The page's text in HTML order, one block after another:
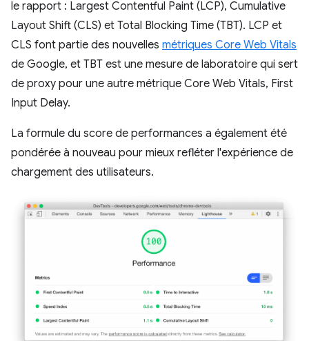
le rapport : Largest Contentful Paint (LCP), Cumulative
Layout Shift (CLS) et Total Blocking Time (TBT). LCP et
CLS font partie des nouvelles métriques Core Web Vitals
de Google, et TBT est une mesure de laboratoire qui sert
de proxy pour une autre métrique Core Web Vitals, First
Input Delay.
La formule du score de performances a également été
pondérée à nouveau pour mieux refléter l'expérience de
chargement des utilisateurs.